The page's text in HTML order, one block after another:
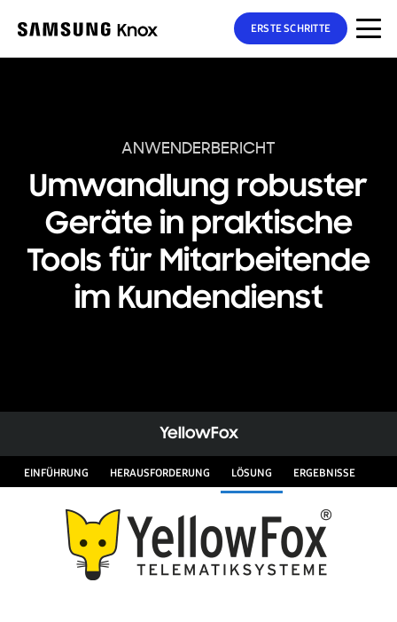
ERSTE SCHRITTE
ANWENDERBERICHT
Umwandlung robuster
Geräte in praktische
Tools für Mitarbeitende
im Kundendienst
YellowFox
EINFÜHRUNG HERAUSFORDERUNG LÖSUNG ERGEBNISSE